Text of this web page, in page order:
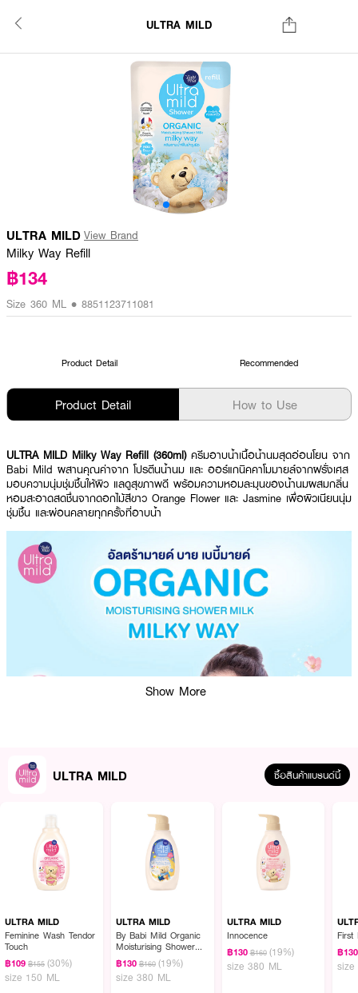
ULTRA MILD
ULTRA MILD View Brand
Milky Way Refill
฿134
Size 360 ML • 8851123711081
Product Detail Recommended
Product Detail How to Use
ULTRA MILD Milky Way Refill (360ml) ครีมอาบน้ำเนื้อน้ำนมสุดอ่อนโยน จาก
Babi Mild ผสานคุณค่าจาก โปรตีนน้ำนม และ ออร์แกนิคคาโมมายล์จากฝรั่งเศส
มอบความนุ่มชุ่มชื้นให้ผิว แลดูสุขภาพดี พร้อมความหอมละมุนของน้ำนมผสมกลิ่น
หอมสะอาดสดชื่นจากดอกไม้สีขาว Orange Flower และ Jasmine เพื่อผิวเนียนนุ่ม
ชุ่มชื้น และผ่อนคลายทุกครั้งที่อาบน้ำ
คุณสมบัติเด่น
• โปรตีนน้ำนม (Milk Protein) เติมความชุ่มชื้น ให้ผิวเนียนนุ่ม สุขภาพดี
Show More
ULTRA MILD ซื้อสินค้าแบรนด์นี้
ULTRA MILD
Feminine Wash Tendor
Touch
฿109 ฿155 (30%)
size 150 ML
ULTRA MILD
By Babi Mild Organic
Moisturising Shower
Milk Bedtime Story
฿130 ฿160 (19%)
size 380 ML
ULTRA MILD
Innocence
฿130 ฿160 (19%)
size 380 ML
First
฿130
size